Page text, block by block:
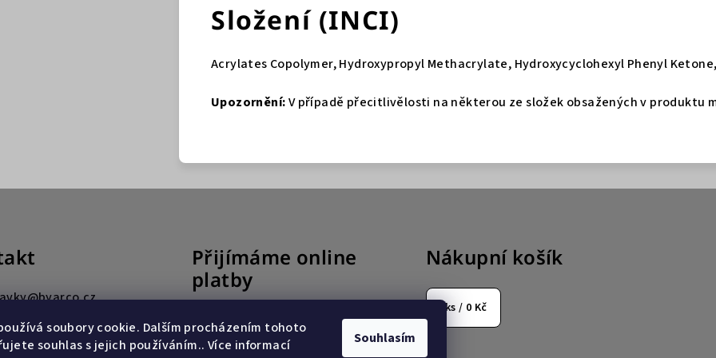
soubory cookie. Dalším procházením tohoto
souhlas s jejich používáním.. Více informací
Souhlasím
Složení (INCI)
Acrylates Copolymer, Hydroxypropyl Methacrylate, Hydroxycyclohexyl Phenyl
Upozornění:V případě přecitlivělosti na některou ze složek obsažených v produktu
@byarco.cz
Přijímáme online
platby
Nákupní košík
0ks / 0 Kč